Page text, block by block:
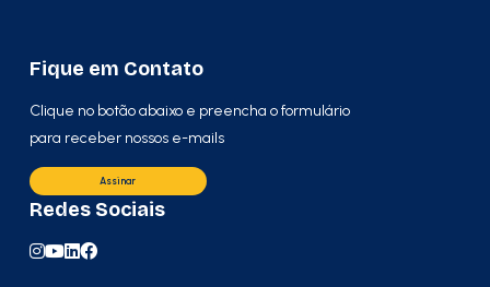
Fique em Contato
Clique no botão abaixo e preencha o formulário
para receber nossos e-mails
Assinar
Redes Sociais